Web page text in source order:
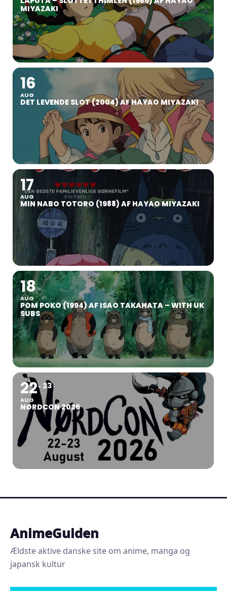
MIYAZAKI
16
AUG
DET LEVENDE SLOT (2004) AF HAYAO MIYAZAKI
17
AUG
MIN NABO TOTORO (1988) AF HAYAO MIYAZAKI
18
AUG
POM POKO (1994) AF ISAO TAKAHATA – WITH UK
SUBS
22
AUG
23
NØRDCON 2026
AnimeGuiden
Ældste aktive danske site om anime, manga og
japansk kultur